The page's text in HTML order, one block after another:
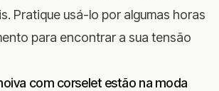
Pratique usá-lo por algumas horas
para encontrar a sua tensão
com corselet estão na moda